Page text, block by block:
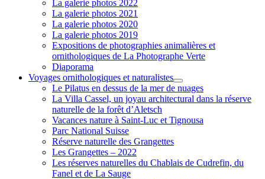
La galerie photos 2022
La galerie photos 2021
La galerie photos 2020
La galerie photos 2019
Expositions de photographies animalières et
ornithologiques de La Photographe Verte
Diaporama
Voyages ornithologiques et naturalistes
ouvrir
menu
Le Pilatus en dessus de la mer de nuages
La Villa Cassel, un joyau architectural dans la réserve
naturelle de la forêt d’Aletsch
Vacances nature à Saint-Luc et Tignousa
Parc National Suisse
Réserve naturelle des Grangettes
Les Grangettes – 2022
Les réserves naturelles du Chablais de Cudrefin, du
Fanel et de La Sauge